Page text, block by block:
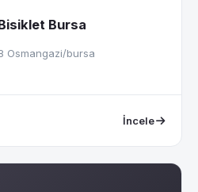
Bursa
Osmangazi/bursa
İncele